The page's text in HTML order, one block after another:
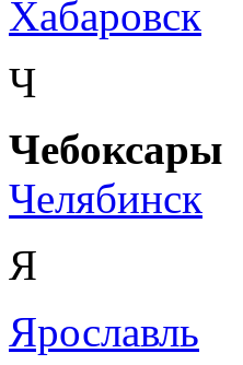
Хабаровск
Ч
Чебоксары
Челябинск
Я
Ярославль